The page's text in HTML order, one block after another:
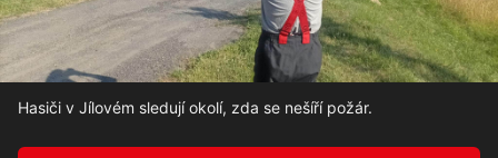
Hasiči v Jílovém sledují okolí, zda se nešíří požár.